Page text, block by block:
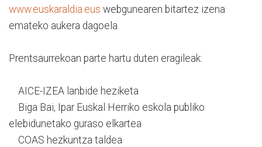
www.euskaraldia.eus webgunearen bitartez izena
emateko aukera dagoela.
Prentsaurrekoan parte hartu duten eragileak:
AICE-IZEA lanbide heziketa
Biga Bai, Ipar Euskal Herriko eskola publiko
elebidunetako guraso elkartea
COAS hezkuntza taldea